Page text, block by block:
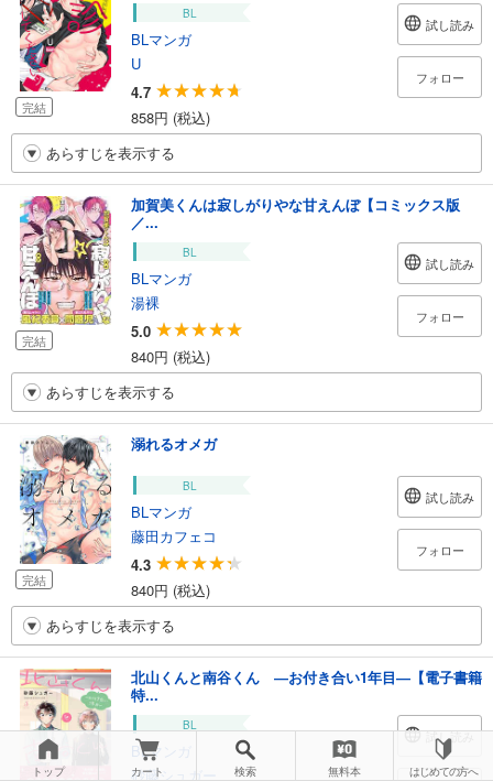
完結
BL
BLマンガ
U
4.7
858円 (税込)
試し読み
フォロー
あらすじを表示する
完結
加賀美くんは寂しがりやな甘えんぼ【コミックス版
／...
BL
BLマンガ
湯裸
5.0
840円 (税込)
試し読み
フォロー
あらすじを表示する
完結
溺れるオメガ
BL
BLマンガ
藤田カフェコ
4.3
840円 (税込)
試し読み
フォロー
あらすじを表示する
北山くんと南谷くん ―お付き合い1年目―【電子書籍
特...
BL
BLマンガ
砂藤シュガー
試し読み
トップ カート 検索 無料本 はじめての方へ